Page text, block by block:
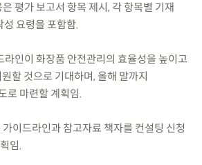
평가 보고서 항목 제시, 각 항목별 기재
성 요령을 포함함.
인이 화장품 안전관리의 효율성을 높이고
할 것으로 기대하며, 올해 말까지
로 마련할 계획임.
이드라인과 참고자료 책자를 컨설팅 신청
임.